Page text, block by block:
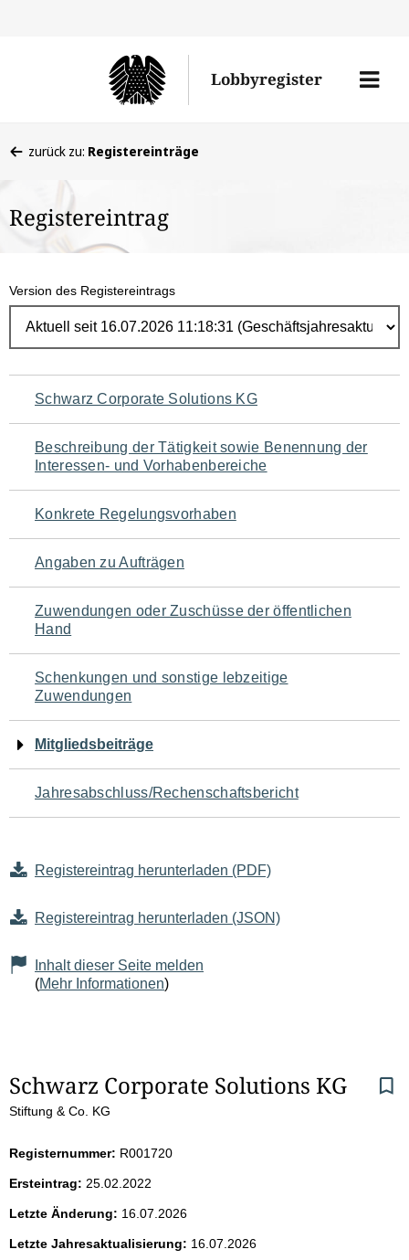
Lobbyregister
Menü
befinden
hier:
zurück zu: Registereinträge
Registereintrag
Version des Registereintrags
Navigation
für
den
Seiteninhalt
Schwarz Corporate Solutions KG
Beschreibung der Tätigkeit sowie Benennung der
Interessen- und Vorhabenbereiche
Konkrete Regelungsvorhaben
Angaben zu Aufträgen
Zuwendungen oder Zuschüsse der öffentlichen
Hand
Schenkungen und sonstige lebzeitige
Zuwendungen
Mitgliedsbeiträge
Jahresabschluss/Rechenschaftsbericht
Registereintrag herunterladen (PDF)
Registereintrag herunterladen (JSON)
Inhalt dieser Seite melden
(Mehr Informationen)
S
e
i
t
e
Schwarz Corporate Solutions KG
Stiftung & Co. KG
Registernummer: R001720
Ersteintrag: 25.02.2022
Letzte Änderung: 16.07.2026
Letzte Jahresaktualisierung: 16.07.2026